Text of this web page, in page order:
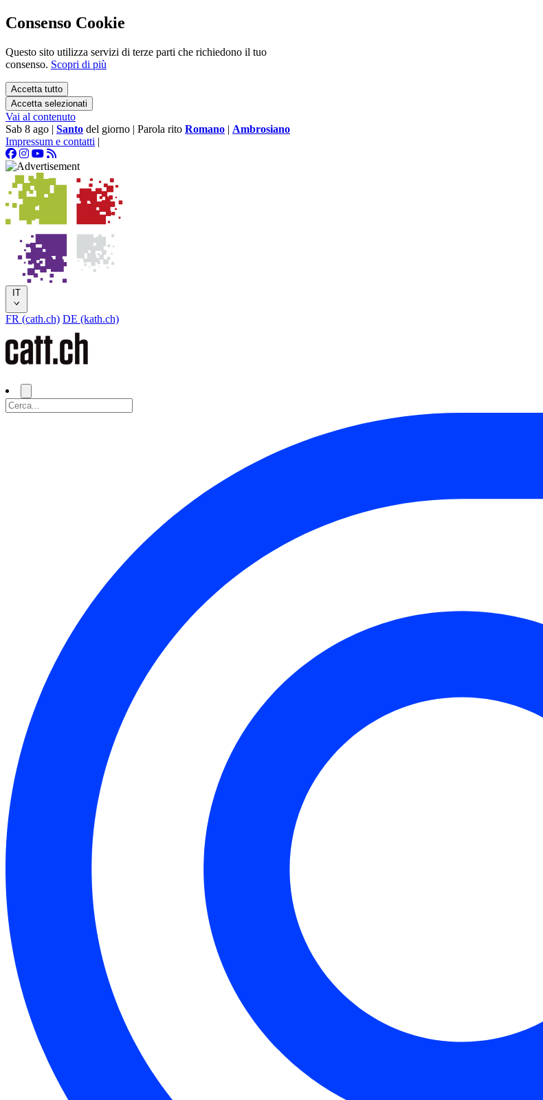
Consenso Cookie
Questo sito utilizza servizi di terze parti che richiedono il tuo
consenso. Scopri di più
Accetta tutto
Accetta selezionati
Vai al contenuto
Sab 8 ago | Santo del giorno | Parola rito Romano | Ambrosiano
Impressum e contatti |
IT
FR (cath.ch) DE (kath.ch)